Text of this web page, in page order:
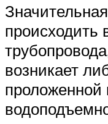
возникает
проложенной